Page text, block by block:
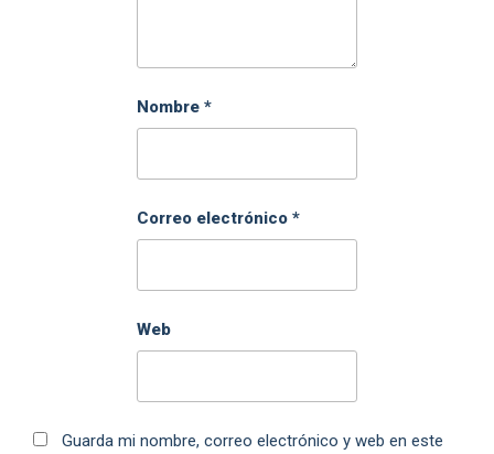
Nombre *
Correo electrónico *
Web
Guarda mi nombre, correo electrónico y web en este